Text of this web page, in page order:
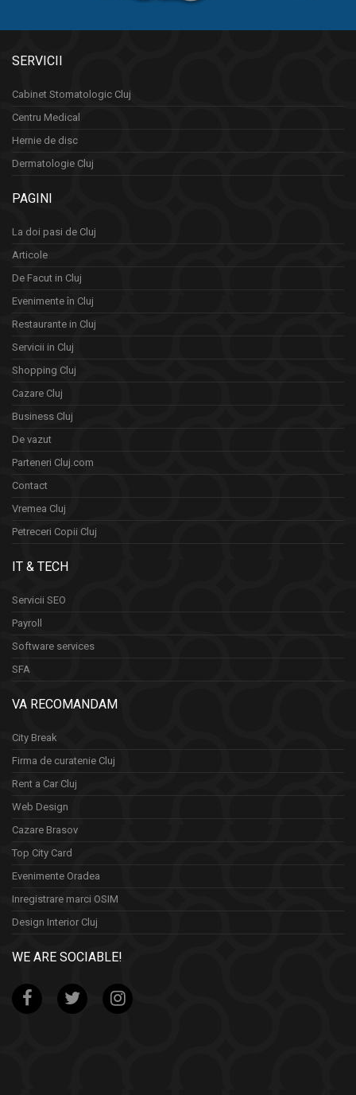
SERVICII
Cabinet Stomatologic Cluj
Centru Medical
Hernie de disc
Dermatologie Cluj
PAGINI
La doi pasi de Cluj
Articole
De Facut in Cluj
Evenimente în Cluj
Restaurante in Cluj
Servicii in Cluj
Shopping Cluj
Cazare Cluj
Business Cluj
De vazut
Parteneri Cluj.com
Contact
Vremea Cluj
Petreceri Copii Cluj
IT & TECH
Servicii SEO
Payroll
Software services
SFA
VA RECOMANDAM
City Break
Firma de curatenie Cluj
Rent a Car Cluj
Web Design
Cazare Brasov
Top City Card
Evenimente Oradea
Inregistrare marci OSIM
Design Interior Cluj
WE ARE SOCIABLE!